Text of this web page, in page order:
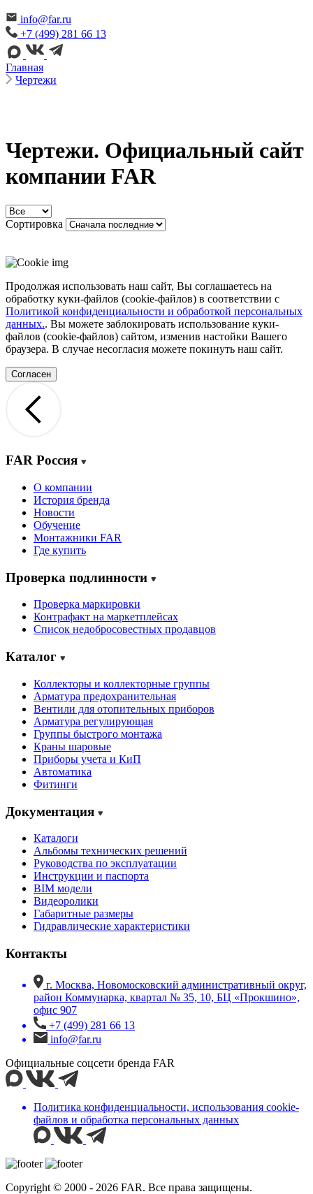
info@far.ru
+7 (499) 281 66 13
Главная
Чертежи
Чертежи. Официальный сайт
компании FAR
Сортировка
Продолжая использовать наш сайт, Вы соглашаетесь на
обработку куки-файлов (cookie-файлов) в соответствии с
Политикой конфиденциальности и обработкой персональных
данных.. Вы можете заблокировать использование куки-
файлов (cookie-файлов) сайтом, изменив настойки Вашего
браузера. В случае несогласия можете покинуть наш сайт.
Согласен
FAR Россия
О компании
История бренда
Новости
Обучение
Монтажники FAR
Где купить
Проверка подлинности
Проверка маркировки
Контрафакт на маркетплейсах
Cписок недобросовестных продавцов
Каталог
Коллекторы и коллекторные группы
Арматура предохранительная
Вентили для отопительных приборов
Арматура регулирующая
Группы быстрого монтажа
Краны шаровые
Приборы учета и КиП
Автоматика
Фитинги
Документация
Каталоги
Альбомы технических решений
Руководства по эксплуатации
Инструкции и паспорта
BIM модели
Видеоролики
Габаритные размеры
Гидравлические характеристики
Контакты
г. Москва, Новомосковский административный округ,
район Коммунарка, квартал № 35, 10, БЦ «Прокшино»,
офис 907
+7 (499) 281 66 13
info@far.ru
Официальные соцсети бренда FAR
Политика конфиденциальности, использования сookie-
файлов и обработка персональных данных
Copyright © 2000 - 2026 FAR. Все права защищены.